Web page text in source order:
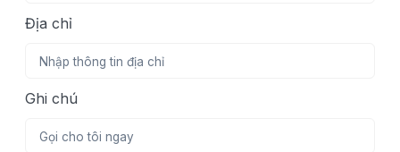
Địa chỉ
Ghi chú